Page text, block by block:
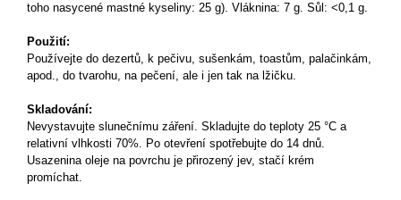
toho nasycené mastné kyseliny: 25 g). Vláknina: 7 g. Sůl: <0,1 g.
Použití:
Používejte do dezertů, k pečivu, sušenkám, toastům, palačinkám,
apod., do tvarohu, na pečení, ale i jen tak na lžičku.
Skladování:
Nevystavujte slunečnímu záření. Skladujte do teploty 25 °C a
relativní vlhkosti 70%. Po otevření spotřebujte do 14 dnů.
Usazenina oleje na povrchu je přirozený jev, stačí krém
promíchat.